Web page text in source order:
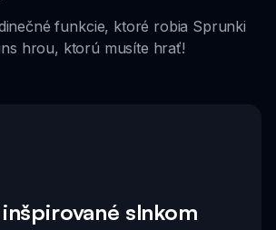
funkcie, ktoré robia Sprunki
hrou, ktorú musíte hrať!
slnkom